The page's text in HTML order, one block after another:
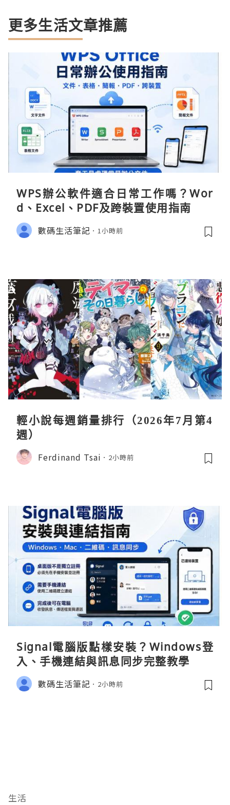
更多生活文章推薦
WPS辦公軟件適合日常工作嗎？Wor
d、Excel、PDF及跨裝置使用指南
數碼生活筆記 1小時前
輕小說每週銷量排行（2026年7月第4
週）
Ferdinand Tsai 2小時前
Signal電腦版點樣安裝？Windows登
入、手機連結與訊息同步完整教學
數碼生活筆記 2小時前
生活